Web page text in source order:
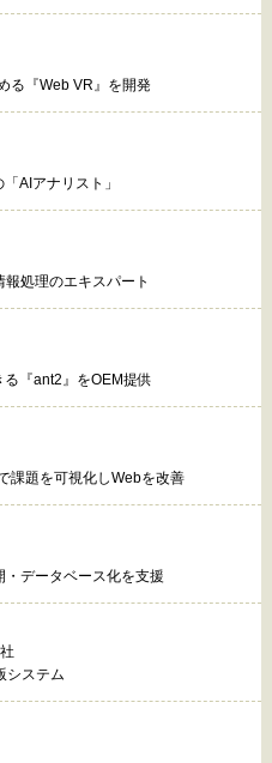
る『Web VR』を開発
AIアナリスト」
処理のエキスパート
『ant2』をOEM提供
課題を可視化しWebを改善
・データベース化を支援
システム